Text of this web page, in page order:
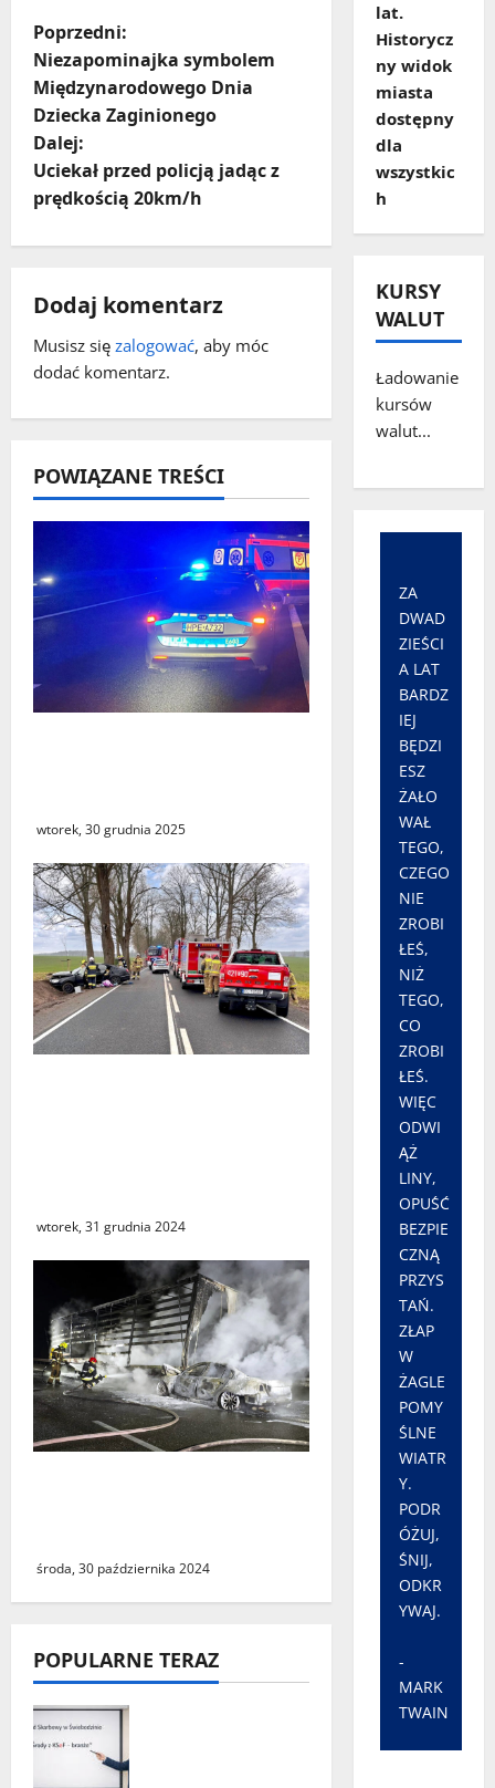
Z
o
b
a
w
p
i
s
y
Poprzedni:
Niezapominajka symbolem
Międzynarodowego Dnia
Dziecka Zaginionego
Dalej:
Uciekał przed policją jadąc z
prędkością 20km/h
Dodaj komentarz
Musisz się zalogować, aby móc
dodać komentarz.
POWIĄZANE TREŚCI
wtorek, 30 grudnia 2025
wtorek, 31 grudnia 2024
środa, 30 października 2024
POPULARNE TERAZ
lat.
Historycz
ny widok
miasta
dostępny
dla
wszystkic
h
KURSY
WALUT
Ładowanie
kursów
walut...
ZA
DWAD
ZIEŚCI
A LAT
BARDZ
IEJ
BĘDZI
ESZ
ŻAŁO
WAŁ
TEGO,
CZEGO
NIE
ZROBI
ŁEŚ,
NIŻ
TEGO,
CO
ZROBI
ŁEŚ.
WIĘC
ODWI
ĄŻ
LINY,
OPUŚĆ
BEZPIE
CZNĄ
PRZYS
TAŃ.
ZŁAP
W
ŻAGLE
POMY
ŚLNE
WIATR
Y.
PODR
ÓŻUJ,
ŚNIJ,
ODKR
YWAJ.
-
MARK
TWAIN